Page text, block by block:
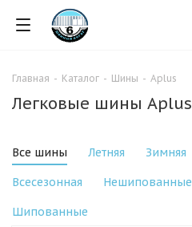
Главная - Каталог - Шины - Aplus
Легковые шины Aplus
Все шины Летняя Зимняя
Всесезонная Нешипованные
Шипованные